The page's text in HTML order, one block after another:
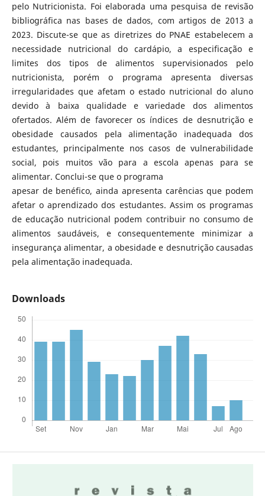
pelo Nutricionista. Foi elaborada uma pesquisa de revisão
bibliográfica nas bases de dados, com artigos de 2013 a
2023. Discute-se que as diretrizes do PNAE estabelecem a
necessidade nutricional do cardápio, a especificação e
limites dos tipos de alimentos supervisionados pelo
nutricionista, porém o programa apresenta diversas
irregularidades que afetam o estado nutricional do aluno
devido à baixa qualidade e variedade dos alimentos
ofertados. Além de favorecer os índices de desnutrição e
obesidade causados pela alimentação inadequada dos
estudantes, principalmente nos casos de vulnerabilidade
social, pois muitos vão para a escola apenas para se
alimentar. Conclui-se que o programa
apesar de benéfico, ainda apresenta carências que podem
afetar o aprendizado dos estudantes. Assim os programas
de educação nutricional podem contribuir no consumo de
alimentos saudáveis, e consequentemente minimizar a
insegurança alimentar, a obesidade e desnutrição causadas
pela alimentação inadequada.
Downloads